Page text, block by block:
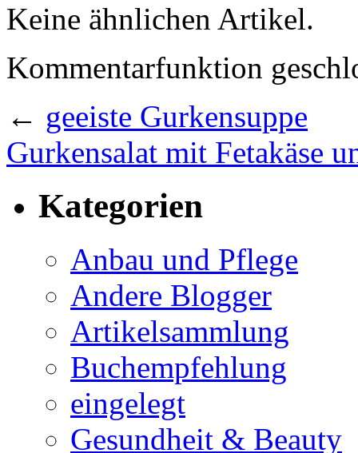
Keine ähnlichen Artikel.
Kommentarfunktion
← geeiste Gurkensuppe
Gurkensalat mit Fetakäse
Kategorien
Anbau und Pflege
Andere Blogger
Artikelsammlung
Buchempfehlung
eingelegt
Gesundheit & Beauty